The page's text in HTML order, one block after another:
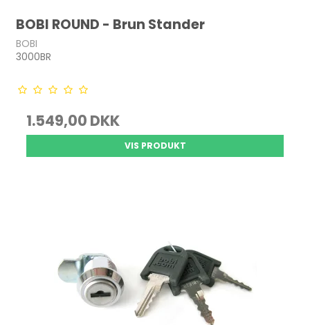
BOBI ROUND - Brun Stander
BOBI
3000BR
1.549,00 DKK
VIS PRODUKT